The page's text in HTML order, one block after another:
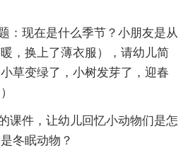
：现在是什么季节？小朋友是从
，换上了薄衣服），请幼儿简
草变绿了，小树发芽了，迎春
课件，让幼儿回忆小动物们是怎
冬眠动物？